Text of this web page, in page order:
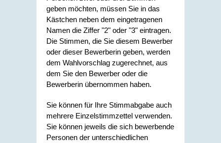
geben möchten, müssen Sie in das
Kästchen neben dem eingetragenen
Namen die Ziffer "2" oder "3" eintragen.
Die Stimmen, die Sie diesem Bewerber
oder dieser Bewerberin geben, werden
dem Wahlvorschlag zugerechnet, aus
dem Sie den Bewerber oder die
Bewerberin übernommen haben.
Sie können für Ihre Stimmabgabe auch
mehrere Einzelstimmzettel verwenden.
Sie können jeweils die sich bewerbende
Personen der unterschiedlichen